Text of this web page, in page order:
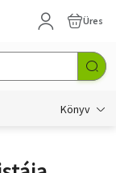
Üres
Könyv